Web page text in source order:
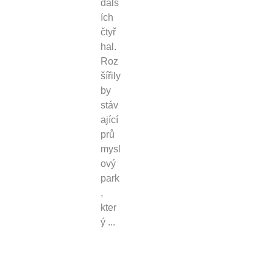
dalš
ích
čtyř
hal.
Roz
šířily
by
stáv
ající
prů
mysl
ový
park
,
kter
ý ...